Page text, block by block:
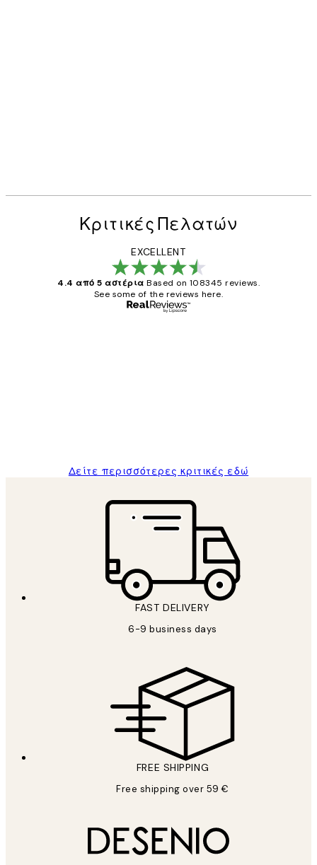
Κριτικές Πελατών
EXCELLENT
4.4 από 5 αστέρια Based on 108345 reviews.
See some of the reviews here.
Δείτε περισσότερες κριτικές εδώ
FAST DELIVERY
6-9 business days
FREE SHIPPING
Free shipping over 59 €